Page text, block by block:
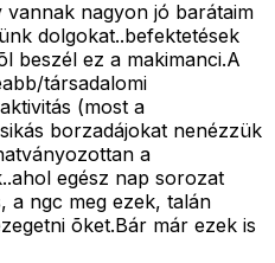
nagyon jó barátaim
dolgokat..befektetések
beszél ez a makimanci.A
társadalomi
(most a
borzadájokat nenézzük
a
egész nap sorozat
a ngc meg ezek, talán
õket.Bár már ezek is